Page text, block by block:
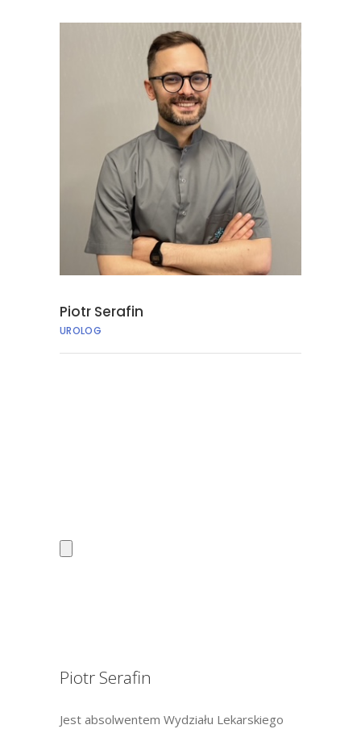
Piotr Serafin
UROLOG
Piotr Serafin
Jest absolwentem Wydziału Lekarskiego